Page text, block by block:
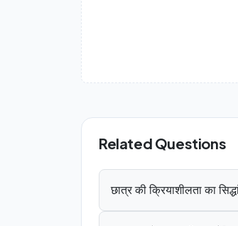
Related Questions
छात्र की क्रियाशीलता का